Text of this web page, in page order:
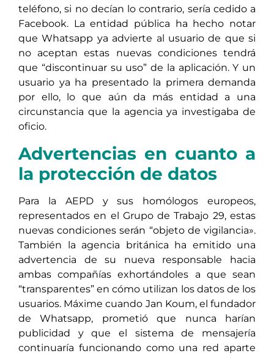
teléfono, si no decían lo contrario, sería cedido a
Facebook. La entidad pública ha hecho notar
que Whatsapp ya advierte al usuario de que si
no aceptan estas nuevas condiciones tendrá
que “discontinuar su uso” de la aplicación. Y un
usuario ya ha presentado la primera demanda
por ello, lo que aún da más entidad a una
circunstancia que la agencia ya investigaba de
oficio.
Advertencias en cuanto a
la protección de datos
Para la AEPD y sus homólogos europeos,
representados en el Grupo de Trabajo 29, estas
nuevas condiciones serán “objeto de vigilancia».
También la agencia británica ha emitido una
advertencia de su nueva responsable hacia
ambas compañías exhortándoles a que sean
“transparentes” en cómo utilizan los datos de los
usuarios. Máxime cuando Jan Koum, el fundador
de Whatsapp, prometió que nunca harían
publicidad y que el sistema de mensajería
continuaría funcionando como una red aparte